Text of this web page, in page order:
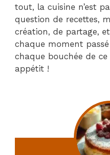
tout, la cuisine n’est
question de recettes,
création, de partage,
chaque moment
chaque bouchée de
appétit !